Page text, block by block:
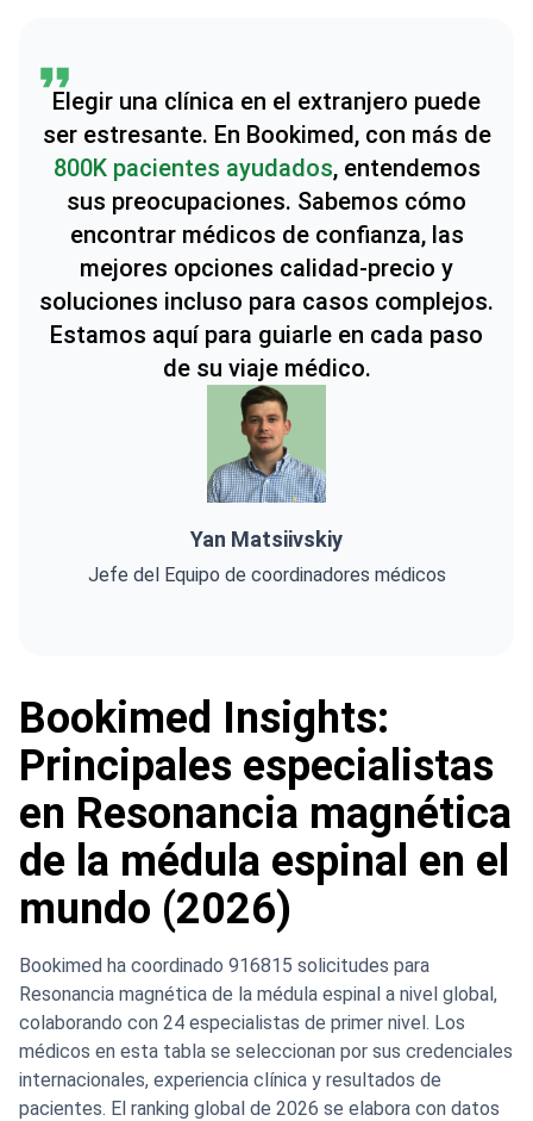
Elegir una clínica en el extranjero puede
ser estresante. En Bookimed, con más de
800K pacientes ayudados, entendemos
sus preocupaciones. Sabemos cómo
encontrar médicos de confianza, las
mejores opciones calidad-precio y
soluciones incluso para casos complejos.
Estamos aquí para guiarle en cada paso
de su viaje médico.
Yan Matsiivskiy
Jefe del Equipo de coordinadores médicos
Bookimed Insights:
Principales especialistas
en Resonancia magnética
de la médula espinal en el
mundo (2026)
Bookimed ha coordinado 916815 solicitudes para
Resonancia magnética de la médula espinal a nivel global,
colaborando con 24 especialistas de primer nivel. Los
médicos en esta tabla se seleccionan por sus credenciales
internacionales, experiencia clínica y resultados de
pacientes. El ranking global de 2026 se elabora con datos